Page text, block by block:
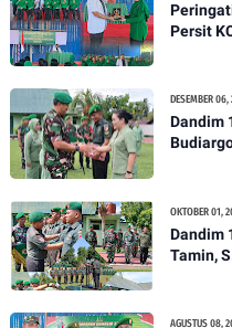
Persit
DESEMBER
Dandim
OKTOBER 01,
Dandim
Tamin,
AGUSTUS 08,